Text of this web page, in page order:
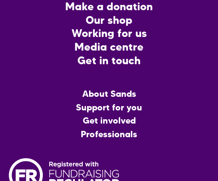
Make a donation
Our shop
Working for us
Media centre
Get in touch
About Sands
Support for you
Get involved
Professionals